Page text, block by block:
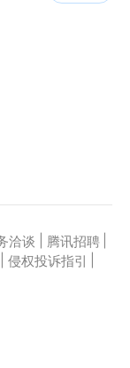
洽谈 腾讯招聘
侵权投诉指引